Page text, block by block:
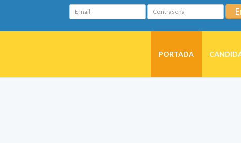
Email Contraseña
PORTADA